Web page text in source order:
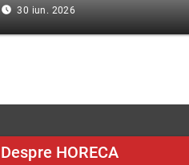
access_time_filled 30 iun. 2026
Despre HORECA